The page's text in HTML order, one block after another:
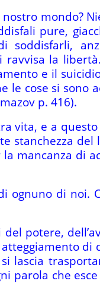
mondo?
pure,
la
e il
le cose si sono
p. 416).
vita, e a
stanchezza
mancanza di
ognuno di noi.
potere,
di
parola che